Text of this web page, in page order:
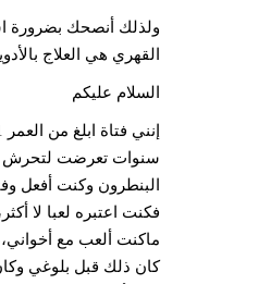
ولذلك أنصحك بضرورة
القهري هي العلاج
السلام عليكم
سنوات تعرضت لتحرش
البنطرون وكنت أفعل
فكنت اعتبره لعبا لا
كان ذلك قبل بلوغي